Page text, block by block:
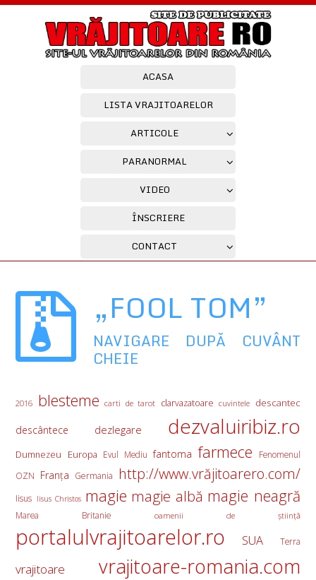
ACASA
LISTA VRAJITOARELOR
ARTICOLE
PARANORMAL
VIDEO
ÎNSCRIERE
CONTACT
„FOOL TOM”
NAVIGARE DUPĂ CUVÂNT
CHEIE
2016 blesteme carti de tarot clarvazatoare cuvintele descantec
descântece dezlegare dezvaluiribiz.ro
Dumnezeu Europa Evul Mediu fantoma farmece
Fenomenul
OZN
Franţa Germania http://www.vrăjitoarero.com/
Iisus Iisus Christos magie magie albă magie neagră
Marea Britanie oamenii de ştiinţă
portalulvrajitoarelor.ro SUA Terra
vrajitoare
vrajitoare-romania.com